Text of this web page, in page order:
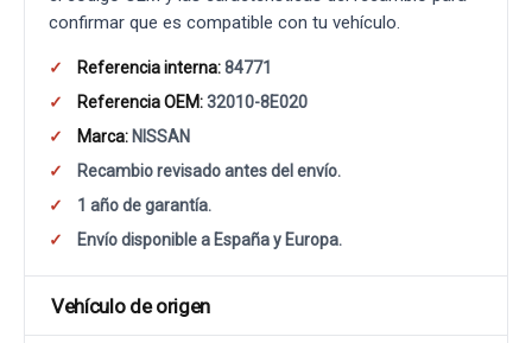
confirmar que es compatible con tu vehículo.
Referencia interna:84771
Referencia OEM:32010-8E020
Marca: NISSAN
Recambio revisado antes del envío.
1 año de garantía.
Envío disponible a España y Europa.
Vehículo de origen